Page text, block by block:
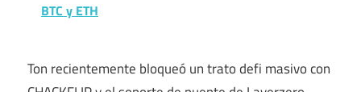
BTC y ETH
Ton recientemente bloqueó un trato defi masivo con